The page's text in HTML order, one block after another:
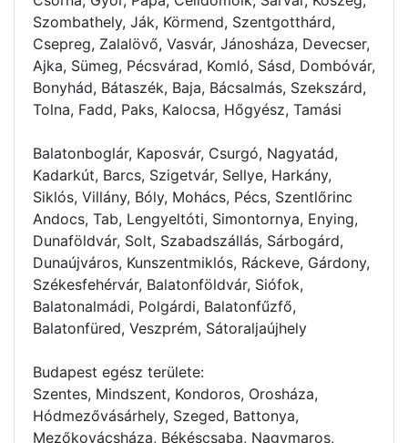
Szombathely, Ják, Körmend, Szentgotthárd,
Csepreg, Zalalövő, Vasvár, Jánosháza, Devecser,
Ajka, Sümeg, Pécsvárad, Komló, Sásd, Dombóvár,
Bonyhád, Bátaszék, Baja, Bácsalmás, Szekszárd,
Tolna, Fadd, Paks, Kalocsa, Hőgyész, Tamási
Balatonboglár, Kaposvár, Csurgó, Nagyatád,
Kadarkút, Barcs, Szigetvár, Sellye, Harkány,
Siklós, Villány, Bóly, Mohács, Pécs, Szentlőrinc
Andocs, Tab, Lengyeltóti, Simontornya, Enying,
Dunaföldvár, Solt, Szabadszállás, Sárbogárd,
Dunaújváros, Kunszentmiklós, Ráckeve, Gárdony,
Székesfehérvár, Balatonföldvár, Siófok,
Balatonalmádi, Polgárdi, Balatonfűzfő,
Balatonfüred, Veszprém, Sátoraljaújhely
Budapest egész területe:
Szentes, Mindszent, Kondoros, Orosháza,
Hódmezővásárhely, Szeged, Battonya,
Mezőkovácsháza, Békéscsaba, Nagymaros,